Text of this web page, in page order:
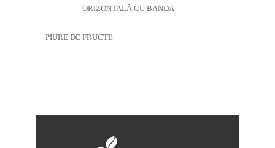
ORIZONTALĂ CU BANDA
PIURE DE FRUCTE